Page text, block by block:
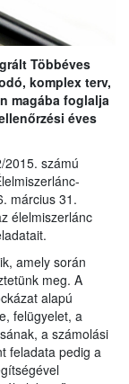
Többéves
komplex terv,
magába foglalja
éves
2015. számú
március 31.
élelmiszerlánc
amely során
meg. A
alapú
felügyelet, a
a számolási
feladata pedig a